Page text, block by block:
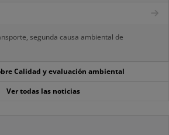
segunda causa ambiental de
Calidad y evaluación ambiental
Ver todas las noticias